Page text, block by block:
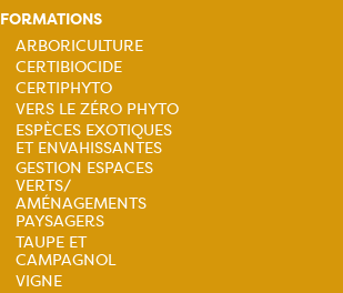
FORMATIONS
Navigation
principale
ARBORICULTURE
CERTIBIOCIDE
CERTIPHYTO
VERS LE ZÉRO PHYTO
ESPÈCES EXOTIQUES
ET ENVAHISSANTES
GESTION ESPACES
VERTS/
AMÉNAGEMENTS
PAYSAGERS
TAUPE ET
CAMPAGNOL
VIGNE